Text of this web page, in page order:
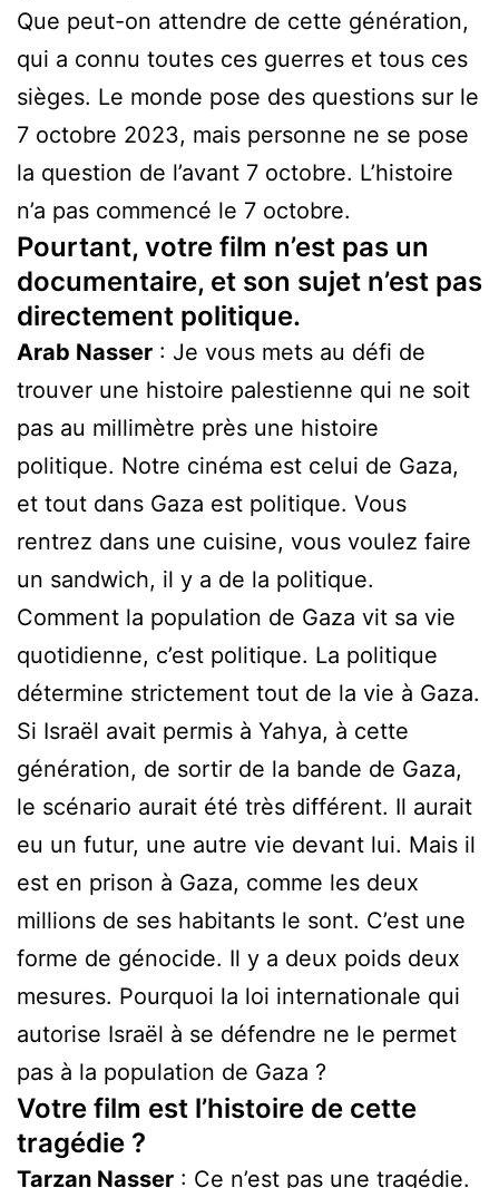
Que peut-on attendre de cette génération,
qui a connu toutes ces guerres et tous ces
sièges. Le monde pose des questions sur le
7 octobre 2023, mais personne ne se pose
la question de l’avant 7 octobre. L’histoire
n’a pas commencé le 7 octobre.
Pourtant, votre film n’est pas un
documentaire, et son sujet n’est pas
directement politique.
Arab Nasser : Je vous mets au défi de
trouver une histoire palestienne qui ne soit
pas au millimètre près une histoire
politique. Notre cinéma est celui de Gaza,
et tout dans Gaza est politique. Vous
rentrez dans une cuisine, vous voulez faire
un sandwich, il y a de la politique.
Comment la population de Gaza vit sa vie
quotidienne, c’est politique. La politique
détermine strictement tout de la vie à Gaza.
Si Israël avait permis à Yahya, à cette
génération, de sortir de la bande de Gaza,
le scénario aurait été très différent. Il aurait
eu un futur, une autre vie devant lui. Mais il
est en prison à Gaza, comme les deux
millions de ses habitants le sont. C’est une
forme de génocide. Il y a deux poids deux
mesures. Pourquoi la loi internationale qui
autorise Israël à se défendre ne le permet
pas à la population de Gaza ?
Votre film est l’histoire de cette
tragédie ?
Tarzan Nasser : Ce n’est pas une tragédie.